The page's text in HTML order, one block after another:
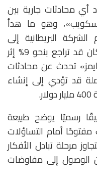
أي محادثات جارية بين
سكويب»، وهو ما هدأ
البريطانية إلى
تعويض جزء من خسائره، بعدما كان قد تراجع بنحو 9% إثر
تحدث عن محادثات
قد تؤدي إلى إنشاء
رسميًا يوضح طبيعة
مفتوحًا أمام التساؤلات
مرحلة تبادل الأفكار
الوصول إلى مفاوضات